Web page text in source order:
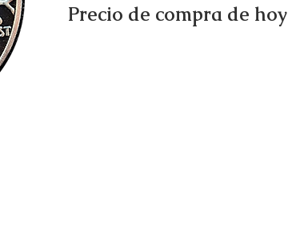
Precio de compra de hoy